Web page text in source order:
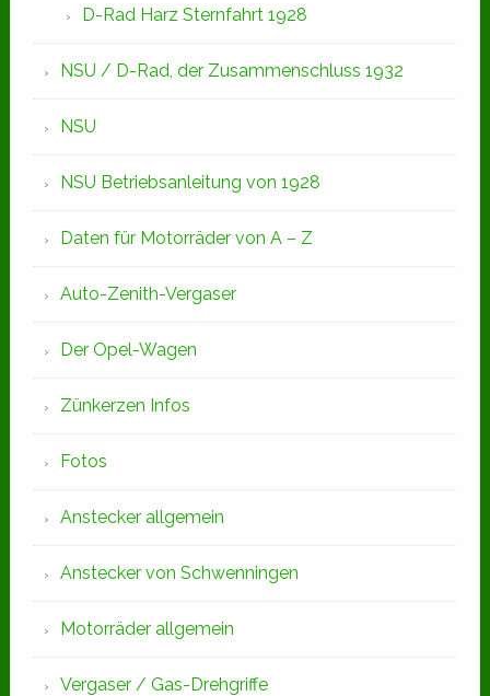
D-Rad Harz Sternfahrt 1928
NSU / D-Rad, der Zusammenschluss 1932
NSU
NSU Betriebsanleitung von 1928
Daten für Motorräder von A – Z
Auto-Zenith-Vergaser
Der Opel-Wagen
Zünkerzen Infos
Fotos
Anstecker allgemein
Anstecker von Schwenningen
Motorräder allgemein
Vergaser / Gas-Drehgriffe